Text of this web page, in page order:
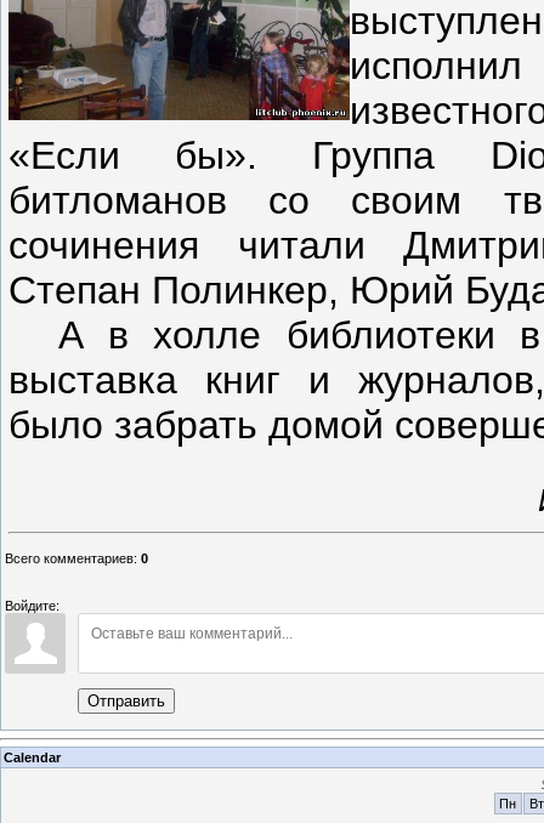
«Если бы». Группа
битломанов со своим
сочинения читали
Степан Полинкер, Юрий
А в холле библиотеки в
выставка книг и
было забрать домой
Всего комментариев: 0
Войдите:
Отправить
Calendar
Пн
Вт